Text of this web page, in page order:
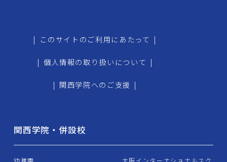
| このサイトのご利用にあたって |
| 個人情報の取り扱いについて |
| 関西学院へのご支援 |
関西学院・併設校